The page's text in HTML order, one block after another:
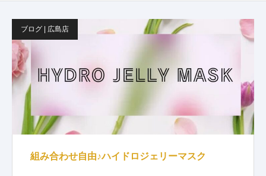
ブログ | 広島店
組み合わせ自由♪ハイドロジェリーマスク